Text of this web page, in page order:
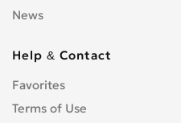
News
Help & Contact
Favorites
Terms of Use